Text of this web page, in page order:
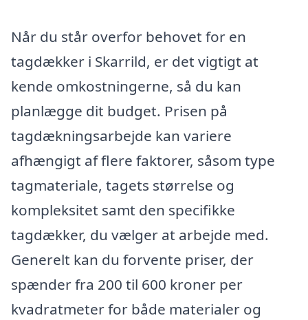
Når du står overfor behovet for en
tagdækker i Skarrild, er det vigtigt at
kende omkostningerne, så du kan
planlægge dit budget. Prisen på
tagdækningsarbejde kan variere
afhængigt af flere faktorer, såsom type
tagmateriale, tagets størrelse og
kompleksitet samt den specifikke
tagdækker, du vælger at arbejde med.
Generelt kan du forvente priser, der
spænder fra 200 til 600 kroner per
kvadratmeter for både materialer og